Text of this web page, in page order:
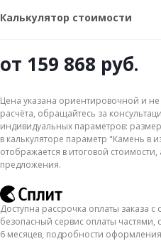
Калькулятор стоимости
от 159 868 руб.
Цена указана ориентировочной и
расчёта, обращайтесь за
индивидуальных параметров:
в калькуляторе параметр "Камень в
отображается в итоговой
предложения.
Доступна рассрочка оплаты заказа
безопасный сервис оплаты
6 месяцев, подробности